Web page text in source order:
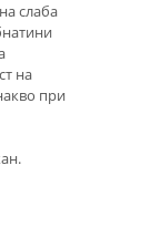
слаба
на
при